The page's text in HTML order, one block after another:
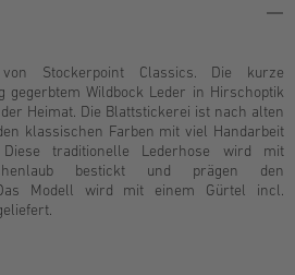
Stockerpoint Classics. Die kurze
gegerbtem Wildbock Leder in Hirschoptik
Heimat. Die Blattstickerei ist nach alten
klassischen Farben mit viel Handarbeit
Diese traditionelle Lederhose wird mit
bestickt und prägen den
Modell wird mit einem Gürtel incl.